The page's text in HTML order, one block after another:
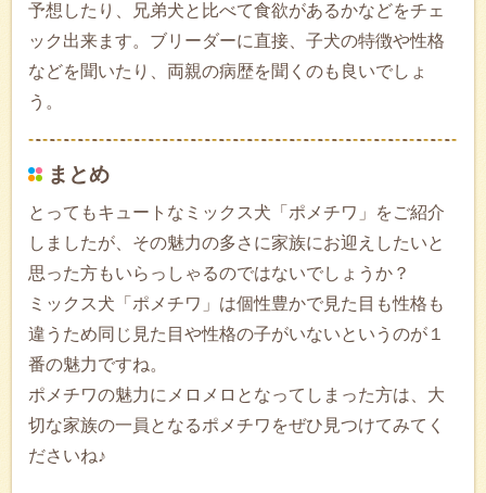
予想したり、兄弟犬と比べて食欲があるかなどをチェ
ック出来ます。ブリーダーに直接、子犬の特徴や性格
などを聞いたり、両親の病歴を聞くのも良いでしょ
う。
まとめ
とってもキュートなミックス犬「ポメチワ」をご紹介
しましたが、その魅力の多さに家族にお迎えしたいと
思った方もいらっしゃるのではないでしょうか？
ミックス犬「ポメチワ」は個性豊かで見た目も性格も
違うため同じ見た目や性格の子がいないというのが１
番の魅力ですね。
ポメチワの魅力にメロメロとなってしまった方は、大
切な家族の一員となるポメチワをぜひ見つけてみてく
ださいね♪